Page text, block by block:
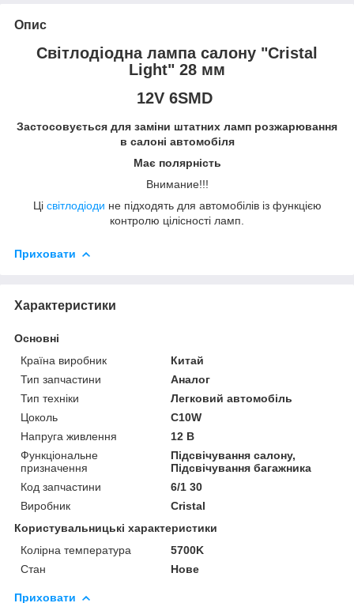
Опис
Світлодіодна лампа салону "Cristal
Light" 28 мм
12V 6SMD
Застосовується для заміни штатних ламп розжарювання
в салоні автомобіля
Має полярність
Внимание!!!
Ці світлодіоди не підходять для автомобілів із функцією
контролю цілісності ламп.
Приховати
Характеристики
Основні
Країна виробник
Китай
Тип запчастини
Аналог
Тип техніки
Легковий автомобіль
Цоколь
C10W
Напруга живлення
12 В
Функціональне
призначення
Підсвічування салону,
Підсвічування багажника
Код запчастини
6/1 30
Виробник
Cristal
Користувальницькі характеристики
Колірна температура
5700K
Стан
Нове
Приховати